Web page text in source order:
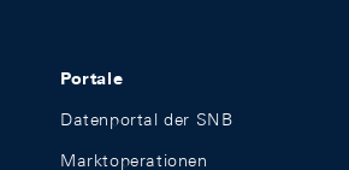
Portale
Datenportal der SNB
Marktoperationen